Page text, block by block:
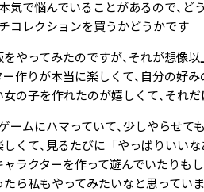
気で悩んでいることがあるので､ど
コレクションを買うかどうかです
やってみたのですが､それが想像
作りが本当に楽しくて､自分の好
女の子を作れたのが嬉しくて､それ
ームにハマっていて､少しやらせて
くて､見るたびに「やっぱりいいな
ラクターを作って遊んでいたりも
ら私もやってみたいなと思ってい